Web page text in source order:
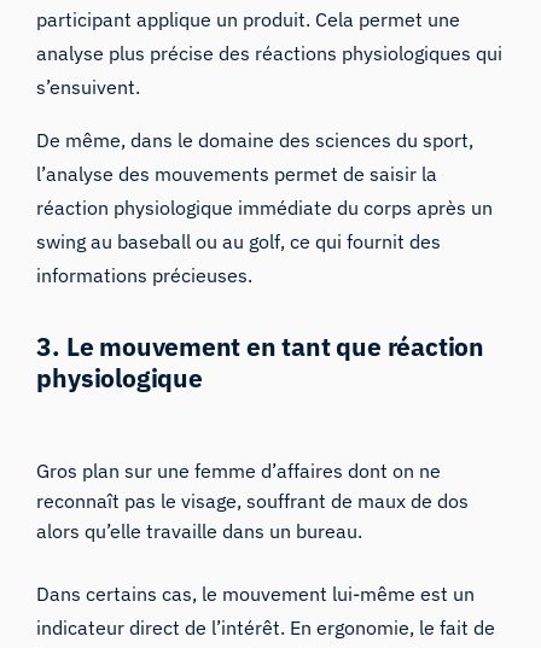
participant applique un produit. Cela permet une
analyse plus précise des réactions physiologiques qui
s’ensuivent.
De même, dans le domaine des sciences du sport,
l’analyse des mouvements permet de saisir la
réaction physiologique immédiate du corps après un
swing au baseball ou au golf, ce qui fournit des
informations précieuses.
3. Le mouvement en tant que réaction
physiologique
Gros plan sur une femme d’affaires dont on ne
reconnaît pas le visage, souffrant de maux de dos
alors qu’elle travaille dans un bureau.
Dans certains cas, le mouvement lui-même est un
indicateur direct de l’intérêt. En ergonomie, le fait de